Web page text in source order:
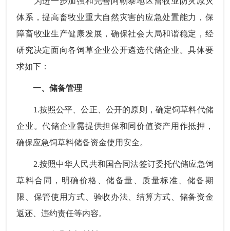
体系，提高畜牧业重大自然灾害的应急处置能力，保
障畜牧业生产健康发展，确保社会大局和谐稳定，经
研究决定面向各饲草企业公开遴选代储企业。具体要
求如下：
一、储备管理
1.按照公平、公正、公开的原则，确定饲草料代储
企业。代储企业需提供担保和同价值资产用作抵押，
确保应急饲草料储备资金使用安全。
2.按照中华人民共和国合同法签订委托代储应急饲
草料合同，明确价格、储备量、质量标准、储备期
限、保管使用方式、验收办法、结算方式、储备资金
返还、违约责任等内容。